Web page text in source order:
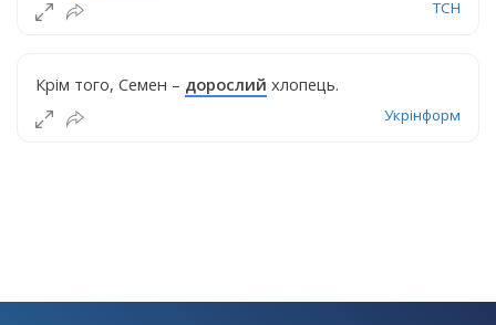
ТСН
Крім того, Семен – дорослий хлопець.
Укрінформ